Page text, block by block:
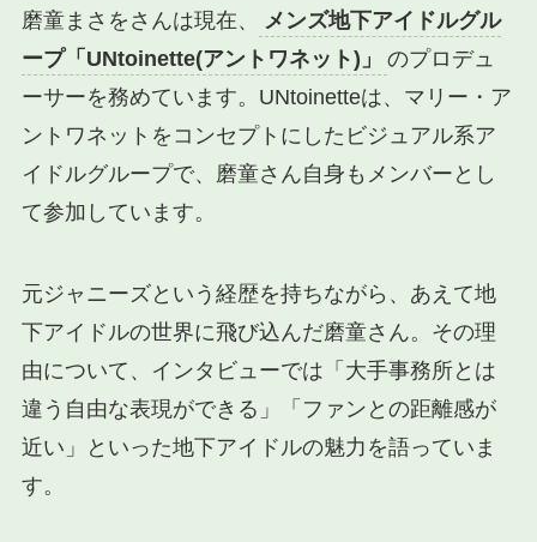
磨童まさをさんは現在、
メンズ地下アイドルグル
ープ「UNtoinette(アントワネット)」
のプロデュ
ーサーを務めています。UNtoinetteは、マリー・ア
ントワネットをコンセプトにしたビジュアル系ア
イドルグループで、磨童さん自身もメンバーとし
て参加しています。
元ジャニーズという経歴を持ちながら、あえて地
下アイドルの世界に飛び込んだ磨童さん。その理
由について、インタビューでは「大手事務所とは
違う自由な表現ができる」「ファンとの距離感が
近い」といった地下アイドルの魅力を語っていま
す。